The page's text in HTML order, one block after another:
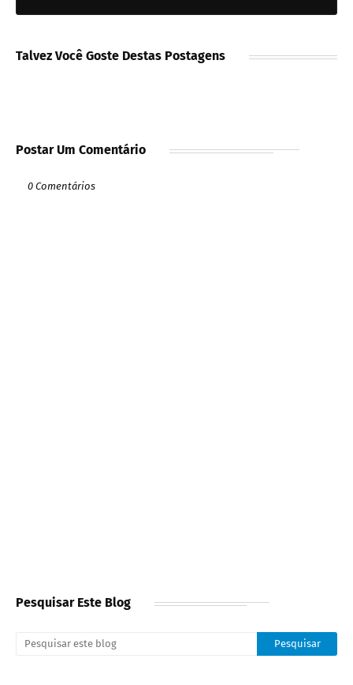
Talvez Você Goste Destas Postagens
Postar Um Comentário
0 Comentários
Pesquisar Este Blog